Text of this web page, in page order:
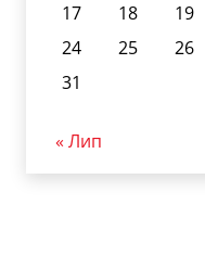
17
18 19
24
25 26
31
« Лип